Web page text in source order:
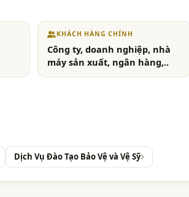
KHÁCH HÀNG CHÍNH
Công ty, doanh nghiệp, nhà
máy sản xuất, ngân hàng,..
Dịch Vụ Đào Tạo Bảo Vệ và Vệ Sỹ